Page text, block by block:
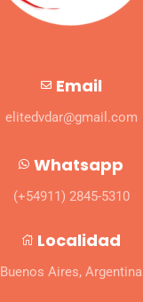
Email
elitedvdar@gmail.com
Whatsapp
(+54911) 2845-5310
Localidad
Buenos Aires, Argentina